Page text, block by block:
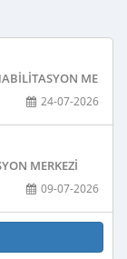
24-07-2026
MERKEZI
09-07-2026